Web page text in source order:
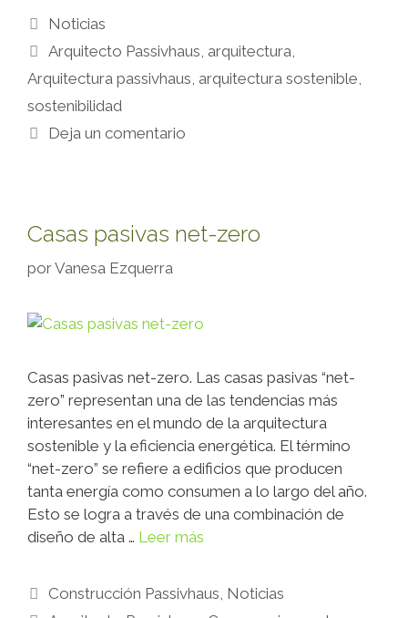
Noticias
Arquitecto Passivhaus arquitectura
Arquitectura passivhaus arquitectura sostenible
sostenibilidad
Deja un comentario
Casas pasivas net-zero
porVanesa Ezquerra
Casas pasivas net-zero. Las casas pasivas “net-
zero” representan una de las tendencias más
interesantes en el mundo de la arquitectura
sostenible y la eficiencia energética. El término
“net-zero” se refiere a edificios que producen
tanta energía como consumen a lo largo del año.
Esto se logra a través de una combinación de
diseño de alta … Leer más
Construcción Passivhaus, Noticias